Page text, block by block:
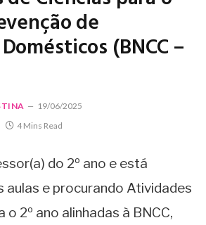
de
(BNCC –
19/06/2025
4 Mins Read
do 2º ano e está
aulas e procurando Atividades
o 2º ano alinhadas à BNCC,